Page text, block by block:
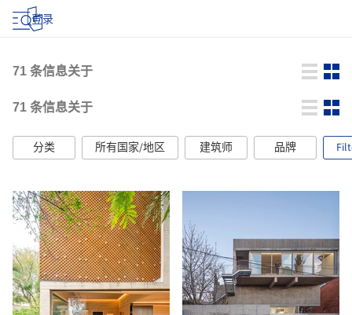
登录
71 条信息关于
71 条信息关于
分类 所有国家/地区 建筑师 品牌